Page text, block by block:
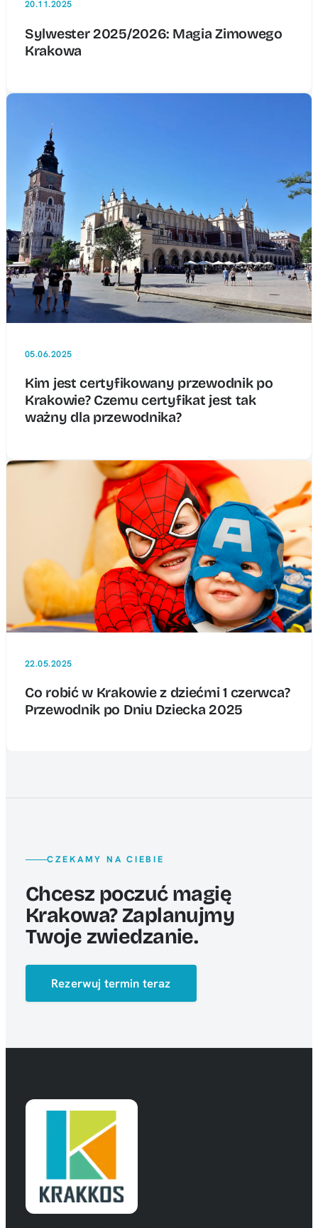
20.11.2025
Sylwester 2025/2026: Magia Zimowego
Krakowa
05.06.2025
Kim jest certyfikowany przewodnik po
Krakowie? Czemu certyfikat jest tak
ważny dla przewodnika?
22.05.2025
Co robić w Krakowie z dziećmi 1 czerwca?
Przewodnik po Dniu Dziecka 2025
CZEKAMY NA CIEBIE
Chcesz poczuć magię
Krakowa? Zaplanujmy
Twoje zwiedzanie.
Rezerwuj termin teraz